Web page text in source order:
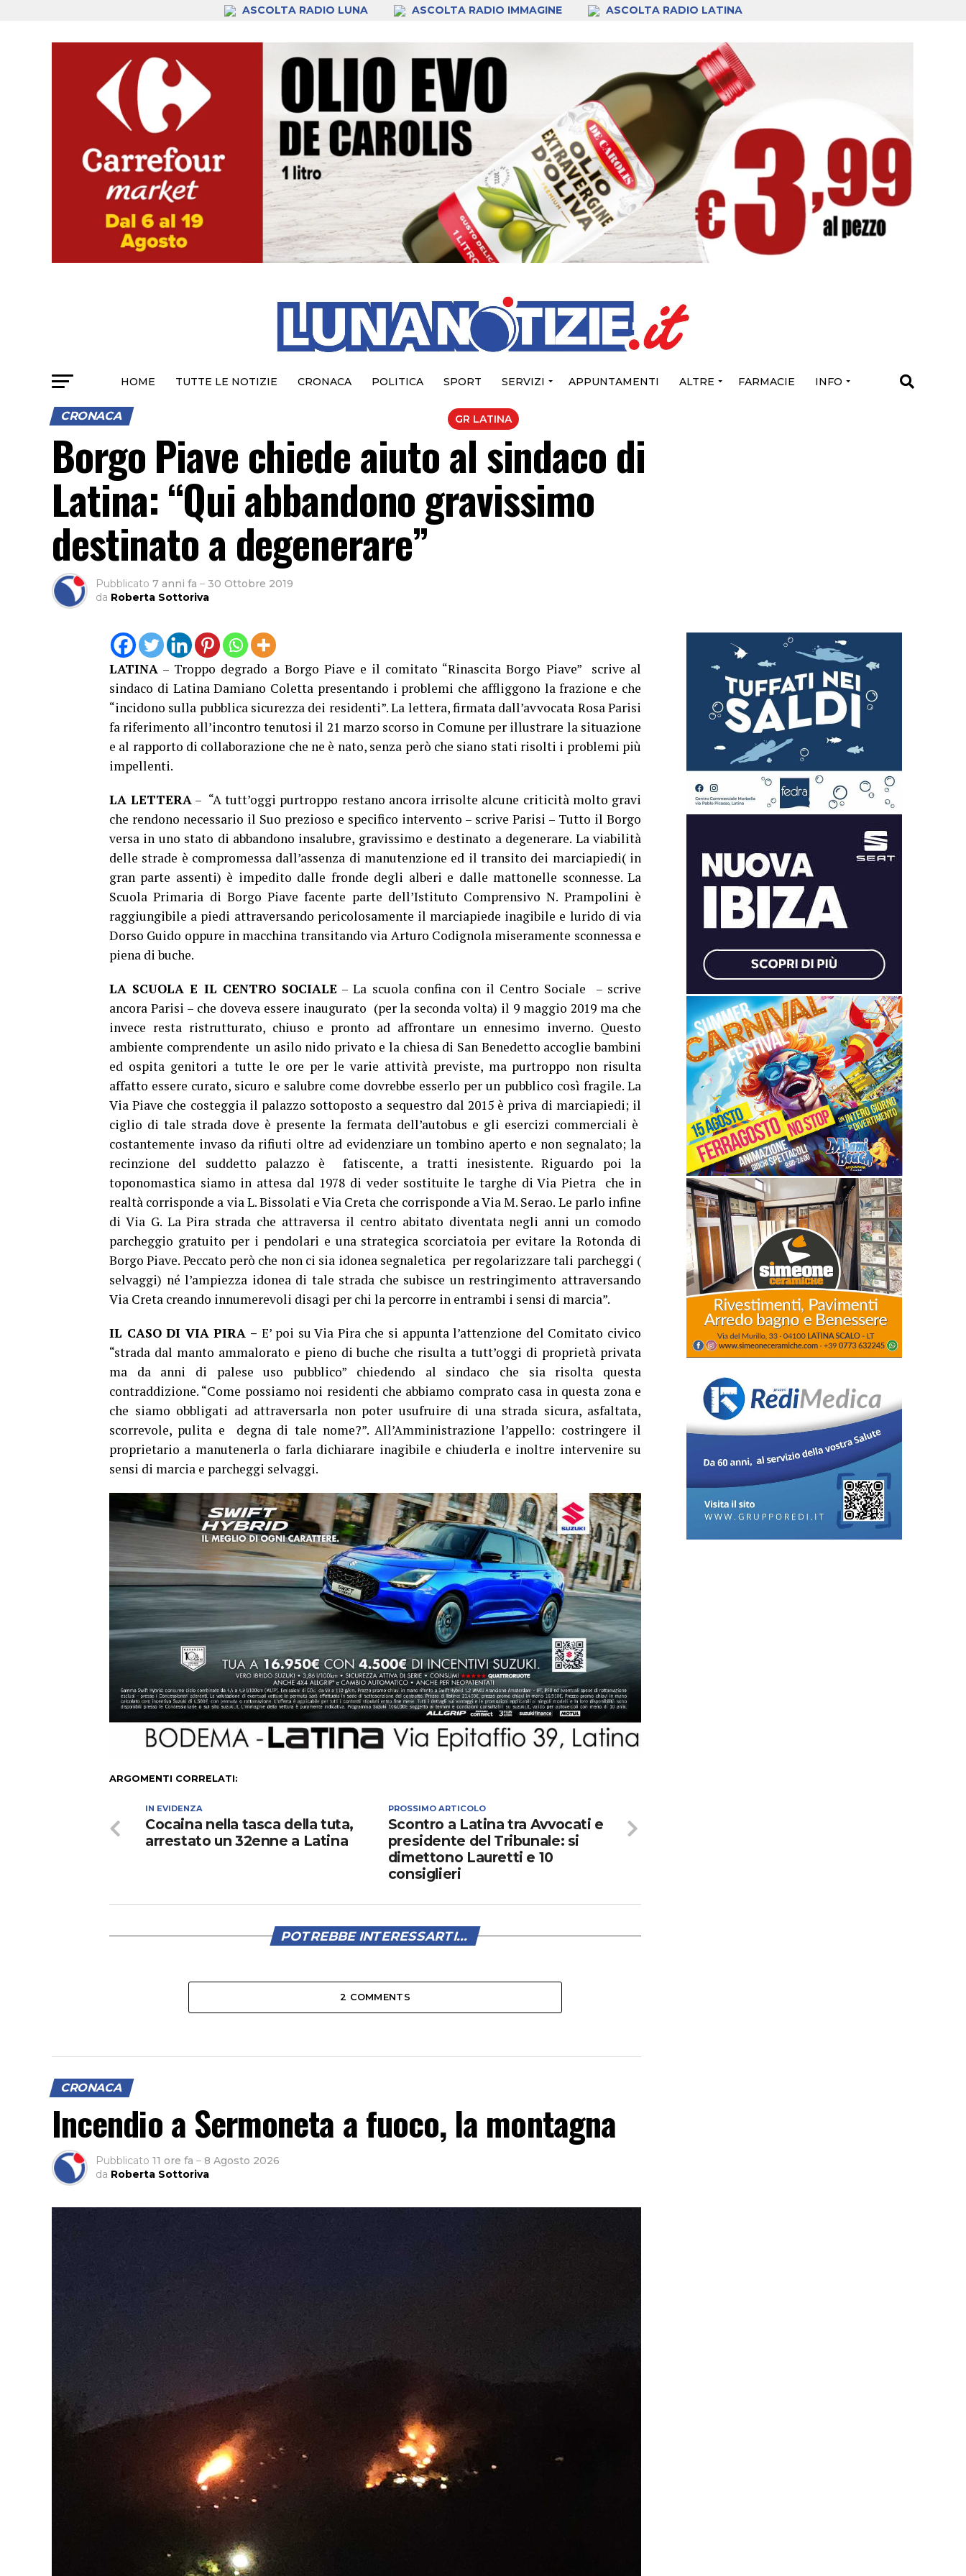
ASCOLTA RADIO LUNA ASCOLTA RADIO IMMAGINE ASCOLTA RADIO LATINA
HOME TUTTE LE NOTIZIE CRONACA POLITICA SPORT SERVIZI APPUNTAMENTI ALTRE FARMACIE INFO
GR LATINA
CRONACA
Borgo Piave chiede aiuto al sindaco di
Latina: “Qui abbandono gravissimo
destinato a degenerare”
Pubblicato 7 anni fa – 30 Ottobre 2019
da Roberta Sottoriva
LATINA – Troppo degrado a Borgo Piave e il comitato “Rinascita Borgo Piave” scrive al
sindaco di Latina Damiano Coletta presentando i problemi che affliggono la frazione e che
“incidono sulla pubblica sicurezza dei residenti”. La lettera, firmata dall’avvocata Rosa Parisi
fa riferimento all’incontro tenutosi il 21 marzo scorso in Comune per illustrare la situazione
e al rapporto di collaborazione che ne è nato, senza però che siano stati risolti i problemi più
impellenti.
LA LETTERA – “A tutt’oggi purtroppo restano ancora irrisolte alcune criticità molto gravi
che rendono necessario il Suo prezioso e specifico intervento – scrive Parisi – Tutto il Borgo
versa in uno stato di abbandono insalubre, gravissimo e destinato a degenerare. La viabilità
delle strade è compromessa dall’assenza di manutenzione ed il transito dei marciapiedi( in
gran parte assenti) è impedito dalle fronde degli alberi e dalle mattonelle sconnesse. La
Scuola Primaria di Borgo Piave facente parte dell’Istituto Comprensivo N. Prampolini è
raggiungibile a piedi attraversando pericolosamente il marciapiede inagibile e lurido di via
Dorso Guido oppure in macchina transitando via Arturo Codignola miseramente sconnessa e
piena di buche.
LA SCUOLA E IL CENTRO SOCIALE – La scuola confina con il Centro Sociale – scrive
ancora Parisi – che doveva essere inaugurato (per la seconda volta) il 9 maggio 2019 ma che
invece resta ristrutturato, chiuso e pronto ad affrontare un ennesimo inverno. Questo
ambiente comprendente un asilo nido privato e la chiesa di San Benedetto accoglie bambini
ed ospita genitori a tutte le ore per le varie attività previste, ma purtroppo non risulta
affatto essere curato, sicuro e salubre come dovrebbe esserlo per un pubblico così fragile. La
Via Piave che costeggia il palazzo sottoposto a sequestro dal 2015 è priva di marciapiedi; il
ciglio di tale strada dove è presente la fermata dell’autobus e gli esercizi commerciali è
costantemente invaso da rifiuti oltre ad evidenziare un tombino aperto e non segnalato; la
recinzione del suddetto palazzo è fatiscente, a tratti inesistente. Riguardo poi la
toponomastica siamo in attesa dal 1978 di veder sostituite le targhe di Via Pietra che in
realtà corrisponde a via L. Bissolati e Via Creta che corrisponde a Via M. Serao. Le parlo infine
di Via G. La Pira strada che attraversa il centro abitato diventata negli anni un comodo
parcheggio gratuito per i pendolari e una strategica scorciatoia per evitare la Rotonda di
Borgo Piave. Peccato però che non ci sia idonea segnaletica per regolarizzare tali parcheggi (
selvaggi) né l’ampiezza idonea di tale strada che subisce un restringimento attraversando
Via Creta creando innumerevoli disagi per chi la percorre in entrambi i sensi di marcia”.
IL CASO DI VIA PIRA – E’ poi su Via Pira che si appunta l’attenzione del Comitato civico
“strada dal manto ammalorato e pieno di buche che risulta a tutt’oggi di proprietà privata
ma da anni di palese uso pubblico” chiedendo al sindaco che sia risolta questa
contraddizione. “Come possiamo noi residenti che abbiamo comprato casa in questa zona e
che siamo obbligati ad attraversarla non poter usufruire di una strada sicura, asfaltata,
scorrevole, pulita e degna di tale nome?”. All’Amministrazione l’appello: costringere il
proprietario a manutenerla o farla dichiarare inagibile e chiuderla e inoltre intervenire su
sensi di marcia e parcheggi selvaggi.
ARGOMENTI CORRELATI:
PROSSIMO ARTICOLO
Scontro a Latina tra Avvocati e
presidente del Tribunale: si
dimettono Lauretti e 10
consiglieri
IN EVIDENZA
Cocaina nella tasca della tuta,
arrestato un 32enne a Latina
POTREBBE INTERESSARTI...
2 COMMENTS
CRONACA
Incendio a Sermoneta a fuoco, la montagna
Pubblicato 11 ore fa – 8 Agosto 2026
da Roberta Sottoriva